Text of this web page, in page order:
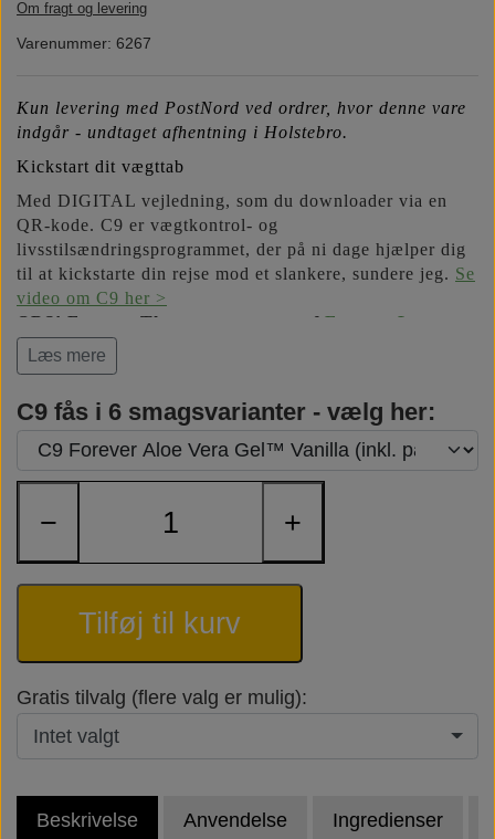
F.I.T. blog
Vegansk/vegetarisk
FAQ om emballage
FAQ om ingredienser
Om fragt og levering
Varenummer: 6267
Kun levering med PostNord ved ordrer, hvor denne vare
indgår - undtaget afhentning i Holstebro.
Kickstart dit vægttab
Med DIGITAL vejledning, som du downloader via en
QR-kode. C9 er vægtkontrol- og
livsstilsændringsprogrammet, der på ni dage hjælper dig
til at kickstarte din rejse mod et slankere, sundere jeg. Se
video om C9 her >
OBS! Forever Therm er erstattet af Forever Lean
Bemærk: C-pant (kr. 3,- pr. flaske) er inklusiv i den
indløses, hvor du plejer at indløse pantflasker.
Læs mere
C9 fås i 6 smagsvarianter - vælg her:
− +
Tilføj til kurv
Gratis tilvalg (flere valg er mulig):
Intet valgt
Beskrivelse Anvendelse Ingredienser